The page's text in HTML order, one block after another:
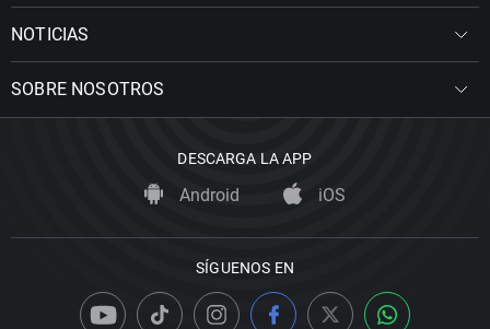
NOTICIAS
SOBRE NOSOTROS
DESCARGA LA APP
Android iOS
SÍGUENOS EN